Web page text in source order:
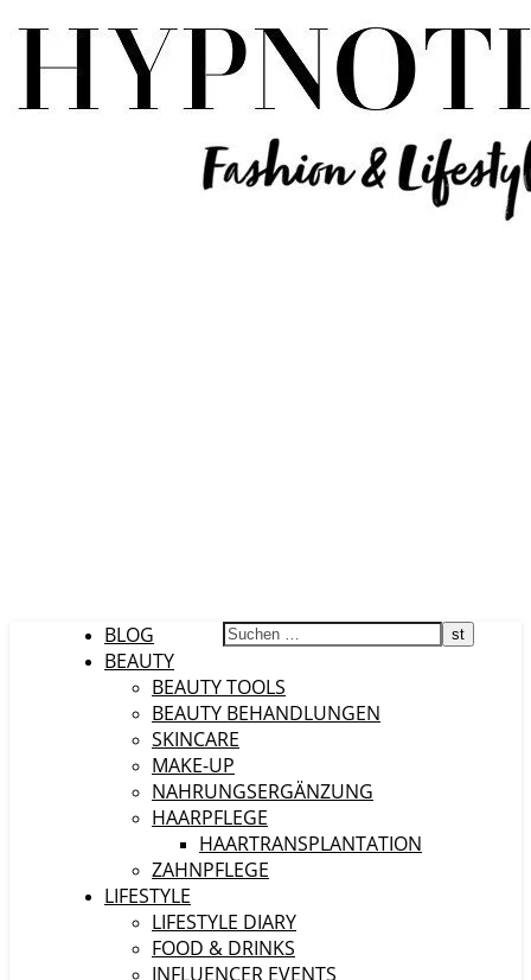
BLOG
BEAUTY
BEAUTY TOOLS
BEAUTY BEHANDLUNGEN
SKINCARE
MAKE-UP
NAHRUNGSERGÄNZUNG
HAARPFLEGE
HAARTRANSPLANTATION
ZAHNPFLEGE
LIFESTYLE
LIFESTYLE DIARY
FOOD & DRINKS
INFLUENCER EVENTS